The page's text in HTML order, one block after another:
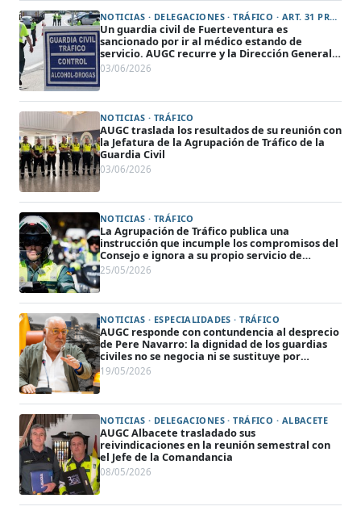
NOTICIAS · DELEGACIONES · TRÁFICO · ART. 31 PREVENCIÓN DE RIESGOS LABORALES Y PROTECCIÓN DE LA SALUD
Un guardia civil de Fuerteventura es
sancionado por ir al médico estando de
servicio. AUGC recurre y la Dirección General
anula la sanción
03/06/2026
NOTICIAS · TRÁFICO
AUGC traslada los resultados de su reunión con
la Jefatura de la Agrupación de Tráfico de la
Guardia Civil
03/06/2026
NOTICIAS · TRÁFICO
La Agrupación de Tráfico publica una
instrucción que incumple los compromisos del
Consejo e ignora a su propio servicio de
prevención
25/05/2026
NOTICIAS · ESPECIALIDADES · TRÁFICO
AUGC responde con contundencia al desprecio
de Pere Navarro: la dignidad de los guardias
civiles no se negocia ni se sustituye por
rádares
19/05/2026
NOTICIAS · DELEGACIONES · TRÁFICO · ALBACETE
AUGC Albacete trasladado sus
reivindicaciones en la reunión semestral con
el Jefe de la Comandancia
08/05/2026